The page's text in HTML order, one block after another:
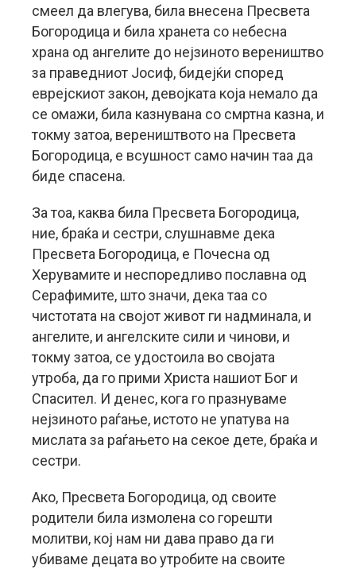
смеел да влегува, била внесена Пресвета
Богородица и била хранета со небесна
храна од ангелите до нејзиното вереништво
за праведниот Јосиф, бидејќи според
еврејскиот закон, девојката која немало да
се омажи, била казнувана со смртна казна, и
токму затоа, вереништвото на Пресвета
Богородица, е всушност само начин таа да
биде спасена.
За тоа, каква била Пресвета Богородица,
ние, браќа и сестри, слушнавме дека
Пресвета Богородица, е Почесна од
Херувамите и неспоредливо пославна од
Серафимите, што значи, дека таа со
чистотата на својот живот ги надминала, и
ангелите, и ангелските сили и чинови, и
токму затоа, се удостоила во својата
утроба, да го прими Христа нашиот Бог и
Спасител. И денес, кога го празнуваме
нејзиното раѓање, истото не упатува на
мислата за раѓањето на секое дете, браќа и
сестри.
Ако, Пресвета Богородица, од своите
родители била измолена со горешти
молитви, кој нам ни дава право да ги
убиваме децата во утробите на своите